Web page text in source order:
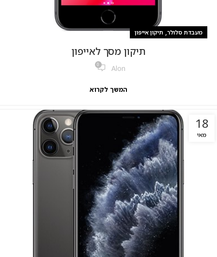
מעבדת סלולר, תיקון אייפון
תיקון מסך לאייפון
Alon
0
המשך לקרוא
18
מאי